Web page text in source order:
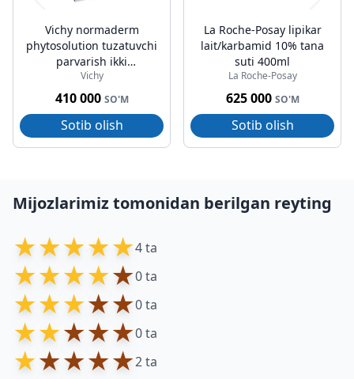
Vichy normaderm
phytosolution tuzatuvchi
parvarish ikki
tomonlama 50ml
Vichy
410 000 SO'M
Sotib olish
La Roche-Posay lipikar
lait/karbamid 10% tana
suti 400ml
La Roche-Posay
625 000 SO'M
Sotib olish
Mijozlarimiz tomonidan berilgan reyting
★★★★★4 ta
★★★★★0 ta
★★★★★0 ta
★★★★★0 ta
★★★★★2 ta